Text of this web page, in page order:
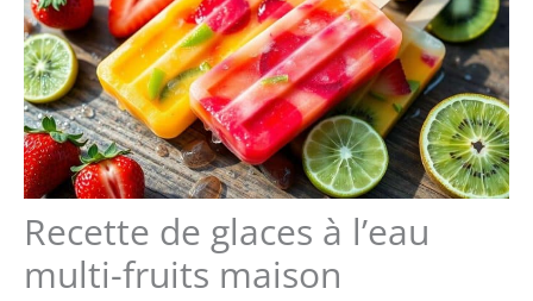
Recette de glaces à l’eau
multi-fruits maison